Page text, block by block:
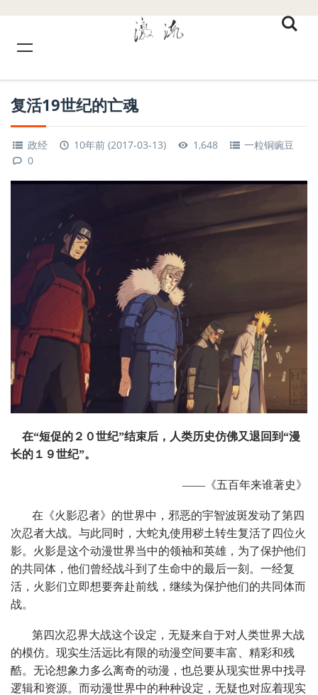
复活19世纪的亡魂
政经 10年前 (2017-03-13) 1,648
一粒铜豌豆
0
在“短促的２０世纪”结束后，人类历史仿佛又退回到“漫
长的１９世纪”。
——《五百年来谁著史》
在《火影忍者》的世界中，邪恶的宇智波斑发动了第四
次忍者大战。与此同时，大蛇丸使用秽土转生复活了四位火
影。火影是这个动漫世界当中的领袖和英雄，为了保护他们
的共同体，他们曾经战斗到了生命中的最后一刻。一经复
活，火影们立即想要奔赴前线，继续为保护他们的共同体而
战。
第四次忍界大战这个设定，无疑来自于对人类世界大战
的模仿。现实生活远比有限的动漫空间要丰富、精彩和残
酷。无论想象力多么离奇的动漫，也总要从现实世界中找寻
逻辑和资源。而动漫世界中的种种设定，无疑也对应着现实